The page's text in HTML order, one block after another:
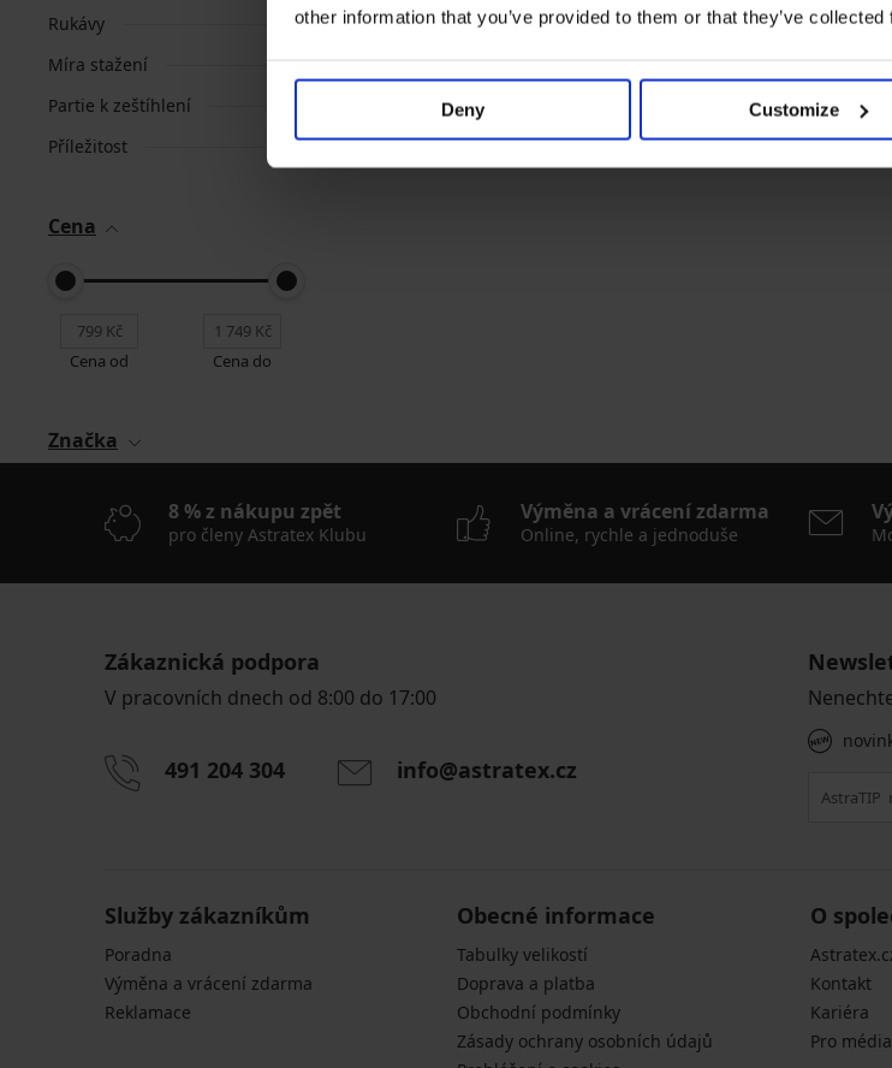
other information that you’ve provided to them or that they’ve
Deny Customize
Rukávy
Míra stažení
Partie k zeštíhlení
Příležitost
Cena
Cena od Cena do
Značka
8 % z nákupu zpět
pro členy Astratex Klubu
Výměna a vrácení zdarma
Online, rychle a jednoduše
Zákaznická podpora
V pracovních dnech od 8:00 do 17:00
491 204 304 info@astratex.cz
Služby zákazníkům
Poradna
Výměna a vrácení zdarma
Reklamace
Obecné informace
Tabulky velikostí
Doprava a platba
Obchodní podmínky
Zásady ochrany osobních údajů
O
Kontakt
Kariéra
Pro média